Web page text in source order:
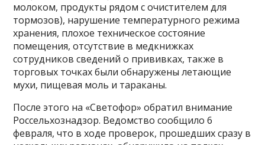
молоком, продукты рядом с очистителем для
тормозов), нарушение температурного режима
хранения, плохое техническое состояние
помещения, отсутствие в медкнижках
сотрудников сведений о прививках, также в
торговых точках были обнаружены летающие
мухи, пищевая моль и тараканы.
После этого на «Светофор» обратил внимание
Россельхознадзор. Ведомство сообщило 6
февраля, что в ходе проверок, прошедших сразу в